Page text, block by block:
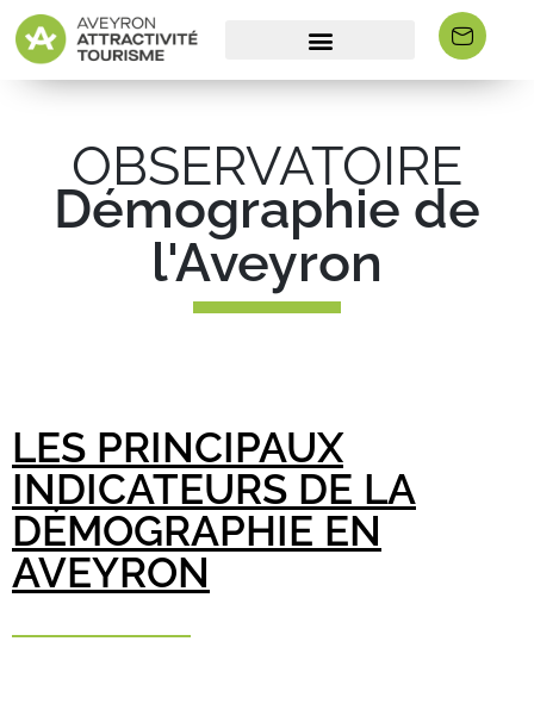
OBSERVATOIRE
Démographie de
l'Aveyron
LES PRINCIPAUX
INDICATEURS DE LA
DÉMOGRAPHIE EN
AVEYRON